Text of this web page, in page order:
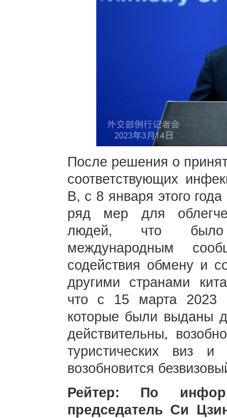
После решения о
соответствующих
В, с 8 января этого
ряд мер для
людей, что было
международным
содействия обмену и
другими странами
что с 15 марта 2023
которые были выданы
действительны,
туристических виз
возобновится
Рейтер: По
председатель Си